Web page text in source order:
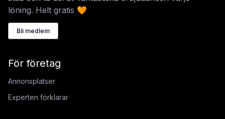
löning. Helt gratis 🧡
Bli medlem
För företag
Annonsplatser
Experten förklarar